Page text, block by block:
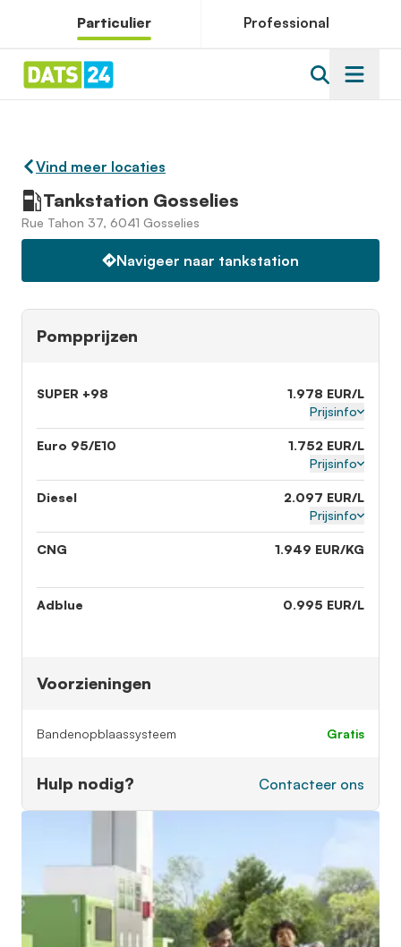
Particulier Professional
Vind meer locaties
Tankstation Gosselies
Rue Tahon 37, 6041 Gosselies
Navigeer naar tankstation
Pompprijzen
SUPER +98
1.978 EUR/L
Prijsinfo
Euro 95/E10
1.752 EUR/L
Prijsinfo
Diesel
2.097 EUR/L
Prijsinfo
CNG 1.949 EUR/KG
Adblue 0.995 EUR/L
Voorzieningen
Bandenopblaassysteem gratis
Hulp nodig? Contacteer ons